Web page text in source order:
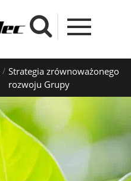
Strategia zrównoważonego
rozwoju Grupy